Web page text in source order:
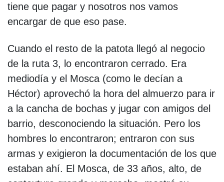
tiene que pagar y nosotros nos vamos
encargar de que eso pase.
Cuando el resto de la patota llegó al negocio
de la ruta 3, lo encontraron cerrado. Era
mediodía y el Mosca (como le decían a
Héctor) aprovechó la hora del almuerzo para ir
a la cancha de bochas y jugar con amigos del
barrio, desconociendo la situación. Pero los
hombres lo encontraron; entraron con sus
armas y exigieron la documentación de los que
estaban ahí. El Mosca, de 33 años, alto, de